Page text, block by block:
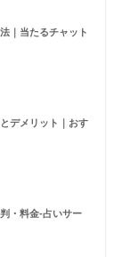
｜当たるチャット
デメリット｜おす
・料金-占いサー